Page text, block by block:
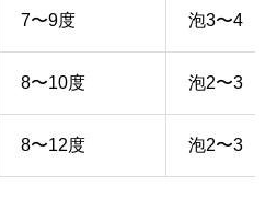
7〜9度 泡3〜4
8〜10度 泡2〜3
8〜12度 泡2〜3